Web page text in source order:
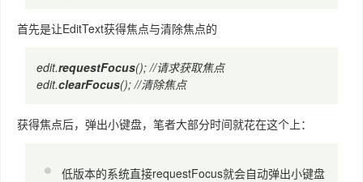
首先是让EditText获得焦点与清除焦点的
edit.requestFocus(); //请求获取焦点
edit.clearFocus(); //清除焦点
获得焦点后，弹出小键盘，笔者大部分时间就花在这个上：
低版本的系统直接requestFocus就会自动弹出小键盘